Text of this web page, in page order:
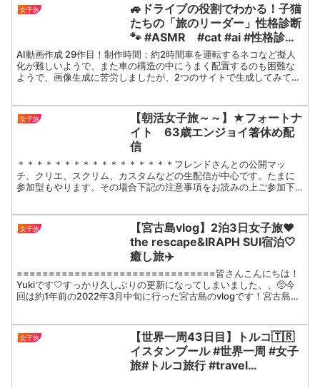
女子旅
🚙ドライブの役割でわかる！子猫
たちの「旅のリーダー」性格診断
🐾 #ASMR #cat #ai #性格診断
#旅 #ドライブ #車 #運転手 #助手
席 #後部座席 #リーダー #女子旅
AI動画作成 29作目！制作時間：約2時間車を運転するネコなど擬人
化が難しいようで、また車の構造の中にうまく配置するのも困難な
ようで、画像生成に苦労しましたが、2つのサイトで生成してみて、
女子旅
【朝活女子旅～～】★フォートナ
イト 63歳エンジョイ箸休め配
信
＊＊＊＊＊＊＊＊＊＊＊＊＊＊＊＊＊フレンドさんとの公開マッ
チ、クリエ、スクリム、カスタムなどの生配信が中心です。たまに
参加型もやります。その場合下記の注意事項をお読みの上ご参加下
女子旅
【宮古島vlog】2泊3日女子旅❤️
the rescape&IRAPH SUI宿泊🤍
癒し旅✈️
===============================皆さんこんにちは！
Yukiです🤍すっかり久しぶりの更新になってしまいました、、🥺今
回は約1年前の2022年3月中旬に行った宮古島のvlogです！宮古島は
女子旅
【世界一周43日目】トルコ🇹🇷
イスタンブール #世界一周 #女子
旅#トルコ旅行 #travel